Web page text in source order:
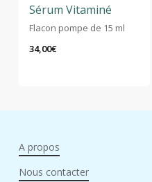
Sérum Vitaminé
Flacon pompe de 15 ml
34,00€
A propos
Nous contacter